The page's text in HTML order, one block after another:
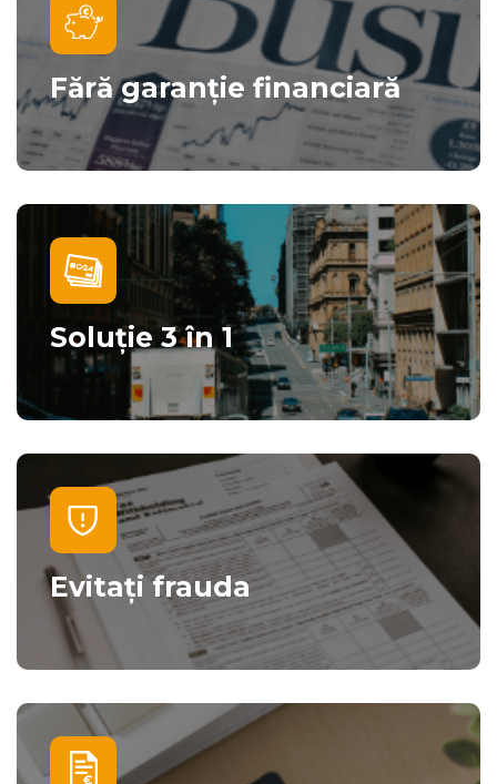
Fără garanție financiară
Soluție 3 în 1
Evitați frauda